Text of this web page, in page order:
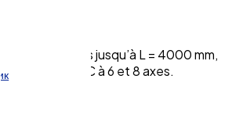
métalliques jusqu’à L = 4000 mm,
de CNC à 6 et 8 axes.